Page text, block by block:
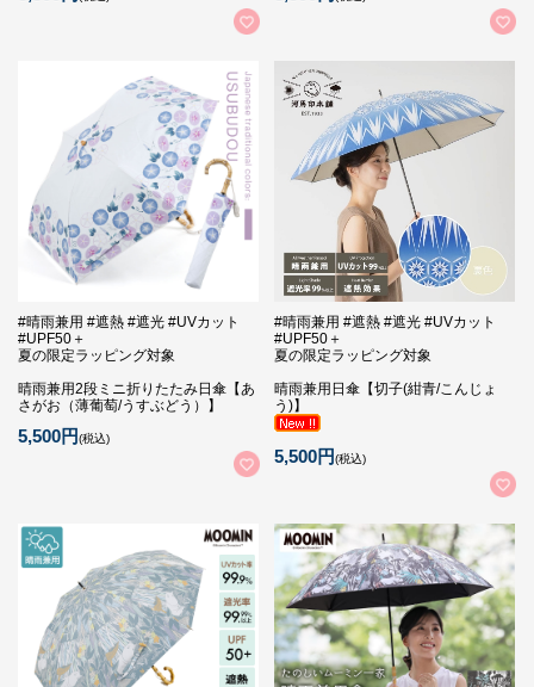
#晴雨兼用 #遮熱 #遮光 #UVカット
#UPF50＋
夏の限定ラッピング対象
晴雨兼用2段ミニ折りたたみ日傘【あ
さがお（薄葡萄/うすぶどう）】
5,500円(税込)
#晴雨兼用 #遮熱 #遮光 #UVカット
#UPF50＋
夏の限定ラッピング対象
晴雨兼用日傘【切子(紺青/こんじょ
う)】
5,500円(税込)